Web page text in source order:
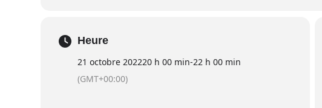
Heure
21 octobre 202220 h 00 min-22 h 00 min
(GMT+00:00)